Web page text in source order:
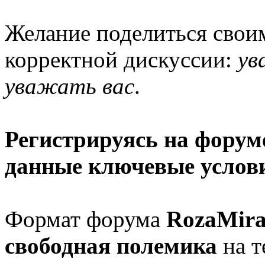
Желание поделиться
корректной дискуссии:
уважать вас.
Регистрируясь на
данные ключевые
Формат форума
свободная полемика на